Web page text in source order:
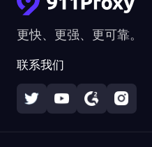
更快、更强、更可靠。
联系我们